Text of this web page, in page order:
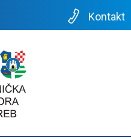
Kontakt